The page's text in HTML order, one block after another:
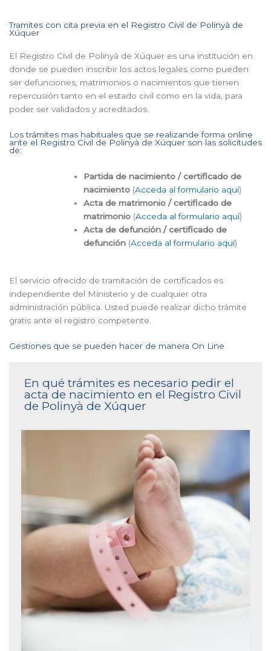
Tramites con cita previa en el Registro Civil de Polinyà de
Xúquer
El Registro Civil de Polinyà de Xúquer es una institución en
donde se pueden inscribir los actos legales como pueden
ser defunciones, matrimonios o nacimientos que tienen
repercusión tanto en el estado civil como en la vida, para
poder ser validados y acreditados.
Los trámites mas habituales que se realizande forma online
ante el Registro Civil de Polinyà de Xúquer son las solicitudes
de:
Partida de nacimiento / certificado de
nacimiento (Acceda al formulario aquí)
Acta de matrimonio / certificado de
matrimonio (Acceda al formulario aquí)
Acta de defunción / certificado de
defunción (Acceda al formulario aquí)
El servicio ofrecido de tramitación de certificados es
independiente del Ministerio y de cualquier otra
administración pública. Usted puede realizar dicho trámite
gratis ante el registro competente.
Gestiones que se pueden hacer de manera On Line
En qué trámites es necesario pedir el
acta de nacimiento en el Registro Civil
de Polinyà de Xúquer